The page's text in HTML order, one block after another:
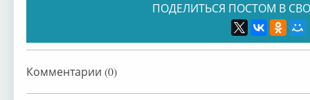
ПОДЕЛИТЬСЯ ПОСТОМ В
Комментарии (0)